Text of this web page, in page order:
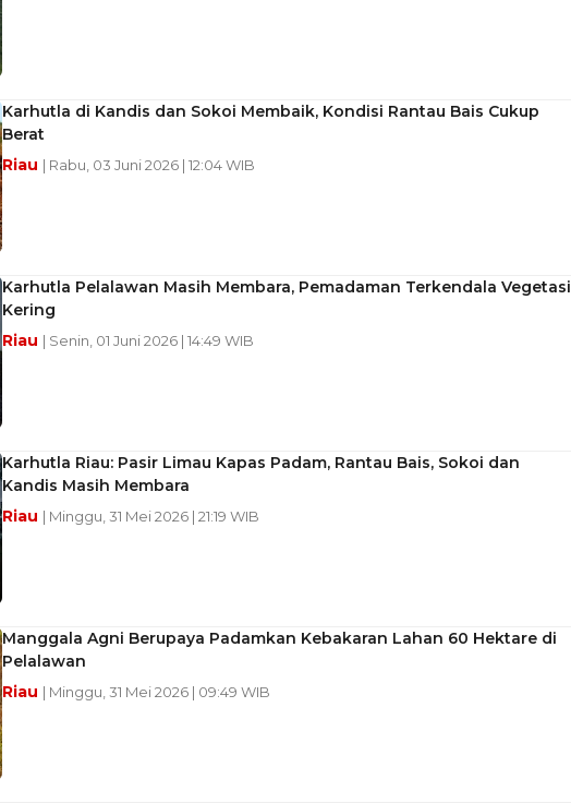
Karhutla di Kandis dan Sokoi Membaik, Kondisi Rantau Bais Cukup
Berat
Riau | Rabu, 03 Juni 2026 | 12:04 WIB
Karhutla Pelalawan Masih Membara, Pemadaman Terkendala Vegetasi
Kering
Riau | Senin, 01 Juni 2026 | 14:49 WIB
Karhutla Riau: Pasir Limau Kapas Padam, Rantau Bais, Sokoi dan
Kandis Masih Membara
Riau | Minggu, 31 Mei 2026 | 21:19 WIB
Manggala Agni Berupaya Padamkan Kebakaran Lahan 60 Hektare di
Pelalawan
Riau | Minggu, 31 Mei 2026 | 09:49 WIB